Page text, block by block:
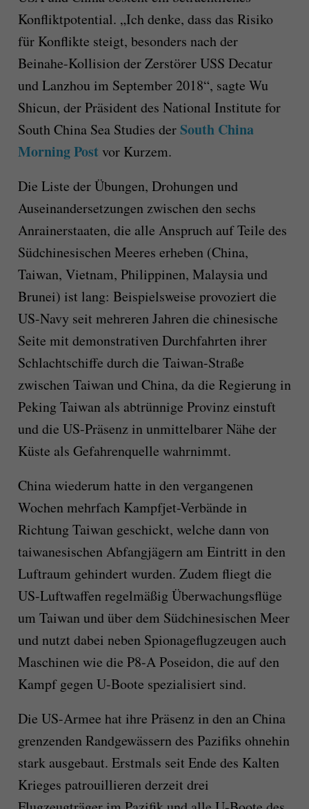
Konfliktpotential. „Ich denke, dass das Risiko
für Konflikte steigt, besonders nach der
Beinahe-Kollision der Zerstörer USS Decatur
und Lanzhou im September 2018“, sagte Wu
Shicun, der Präsident des National Institute for
South China Sea Studies derSouth China
Morning Post vor Kurzem.
Die Liste der Übungen, Drohungen und
Auseinandersetzungen zwischen den sechs
Anrainerstaaten, die alle Anspruch auf Teile des
Südchinesischen Meeres erheben (China,
Taiwan, Vietnam, Philippinen, Malaysia und
Brunei) ist lang: Beispielsweise provoziert die
US-Navy seit mehreren Jahren die chinesische
Seite mit demonstrativen Durchfahrten ihrer
Schlachtschiffe durch die Taiwan-Straße
zwischen Taiwan und China, da die Regierung in
Peking Taiwan als abtrünnige Provinz einstuft
und die US-Präsenz in unmittelbarer Nähe der
Küste als Gefahrenquelle wahrnimmt.
China wiederum hatte in den vergangenen
Wochen mehrfach Kampfjet-Verbände in
Richtung Taiwan geschickt, welche dann von
taiwanesischen Abfangjägern am Eintritt in den
Luftraum gehindert wurden. Zudem fliegt die
US-Luftwaffen regelmäßig Überwachungsflüge
um Taiwan und über dem Südchinesischen Meer
und nutzt dabei neben Spionageflugzeugen auch
Maschinen wie die P8-A Poseidon, die auf den
Kampf gegen U-Boote spezialisiert sind.
Die US-Armee hat ihre Präsenz in den an China
grenzenden Randgewässern des Pazifiks ohnehin
stark ausgebaut. Erstmals seit Ende des Kalten
Krieges patrouillieren derzeit drei